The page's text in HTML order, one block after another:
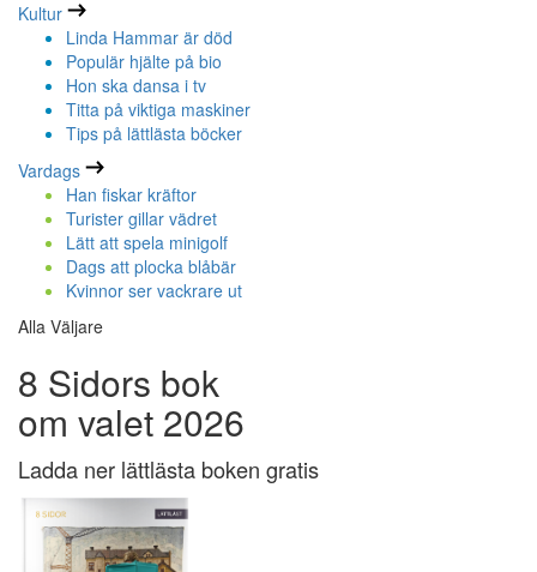
Kultur
Linda Hammar är död
Populär hjälte på bio
Hon ska dansa i tv
Titta på viktiga maskiner
Tips på lättlästa böcker
Vardags
Han fiskar kräftor
Turister gillar vädret
Lätt att spela minigolf
Dags att plocka blåbär
Kvinnor ser vackrare ut
Alla Väljare
8 Sidors bok
om valet 2026
Ladda ner lättlästa boken gratis